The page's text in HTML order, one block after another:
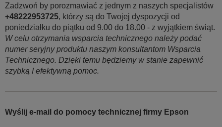
Zadzwoń by porozmawiać z jednym z naszych specjalistów
+48222953725, którzy są do Twojej dyspozycji od
poniedziałku do piątku od 9.00 do 18.00 - z wyjątkiem świąt.
W celu otrzymania wsparcia technicznego należy podać
numer seryjny produktu naszym konsultantom Wsparcia
Technicznego. Dzięki temu będziemy w stanie zapewnić
szybką I efektywną pomoc.
Wyślij e-mail do pomocy technicznej firmy Epson